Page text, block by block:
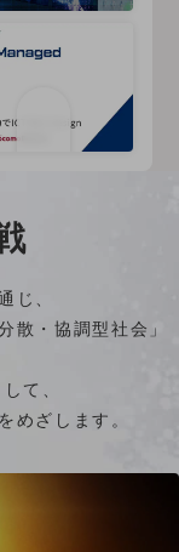
じ、
散・協調型社会」
て、
めざします。